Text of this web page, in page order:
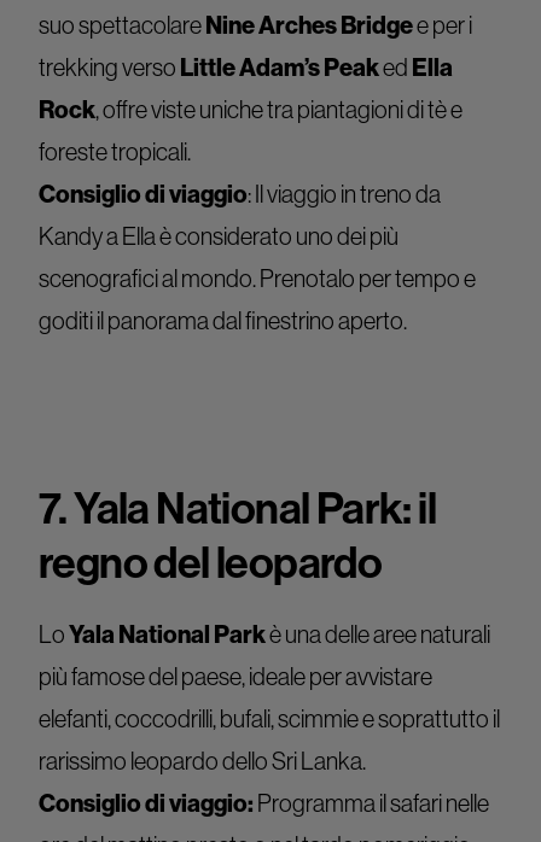
suo spettacolareNine Arches Bridgee per i
trekking verso Little Adam’s Peaked Ella
Rock, offre viste uniche tra piantagioni di tè e
foreste tropicali.
Consiglio di viaggio: Il viaggio in treno da
Kandy a Ella è considerato uno dei più
scenografici al mondo. Prenotalo per tempo e
goditi il panorama dal finestrino aperto.
7. Yala National Park: il
regno del leopardo
LoYala National Parkè una delle aree naturali
più famose del paese, ideale per avvistare
elefanti, coccodrilli, bufali, scimmie e soprattutto il
rarissimo leopardo dello Sri Lanka.
Consiglio di viaggio: Programma il safari nelle